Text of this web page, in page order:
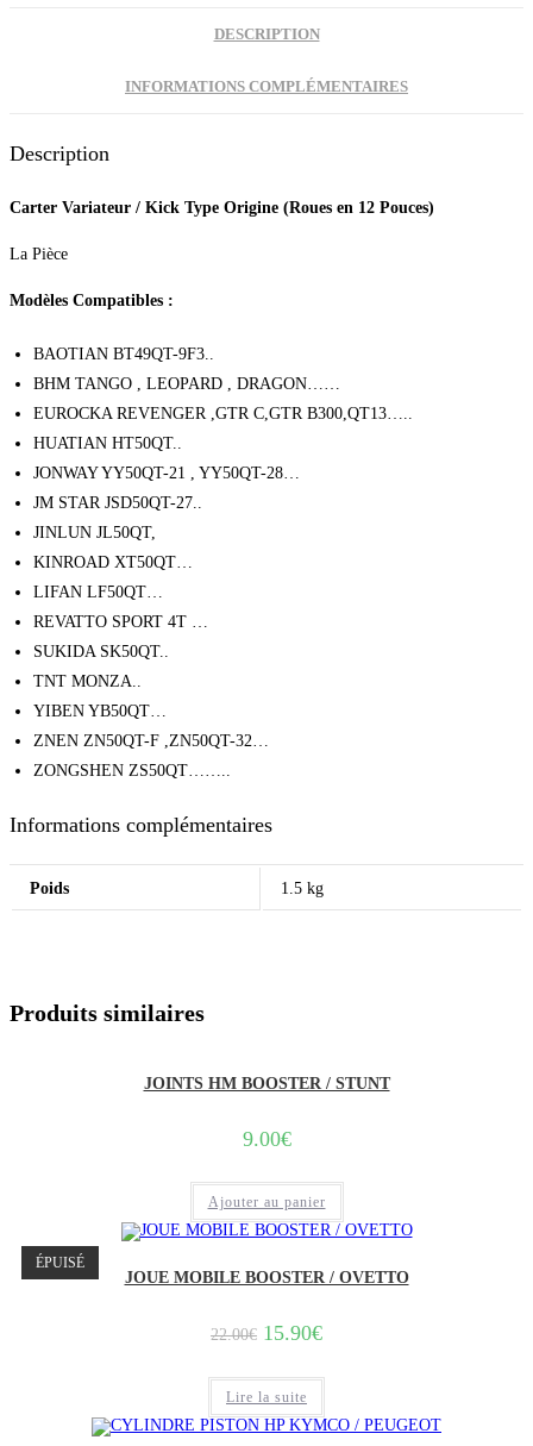
DESCRIPTION
INFORMATIONS COMPLÉMENTAIRES
Description
Carter Variateur / Kick Type Origine (Roues en 12 Pouces)
La Pièce
Modèles Compatibles :
BAOTIAN BT49QT-9F3..
BHM TANGO , LEOPARD , DRAGON……
EUROCKA REVENGER ,GTR C,GTR B300,QT13…..
HUATIAN HT50QT..
JONWAY YY50QT-21 , YY50QT-28…
JM STAR JSD50QT-27..
JINLUN JL50QT,
KINROAD XT50QT…
LIFAN LF50QT…
REVATTO SPORT 4T …
SUKIDA SK50QT..
TNT MONZA..
YIBEN YB50QT…
ZNEN ZN50QT-F ,ZN50QT-32…
ZONGSHEN ZS50QT……..
Informations complémentaires
Poids 1.5 kg
Produits similaires
JOINTS HM BOOSTER / STUNT
9.00€
Ajouter au panier
ÉPUISÉ
JOUE MOBILE BOOSTER / OVETTO
22.00€ Le
initial
était :
22.00€.
15.90€Le
actuel
15.90€.
Lire la suite